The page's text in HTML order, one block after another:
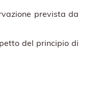
prevista da
del principio di